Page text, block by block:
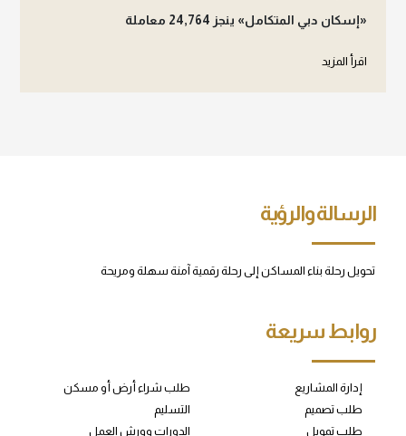
«إسكان دبي المتكامل» ينجز 24,764 معاملة
اقرأ المزيد
الرسالة والرؤية
تحويل رحلة بناء المساكن إلى رحلة رقمية آمنة سهلة ومريحة
روابط سريعة
إدارة المشاريع
طلب تصميم
طلب تمويل
طلب شراء أرض أو مسكن
التسليم
الدورات وورش العمل